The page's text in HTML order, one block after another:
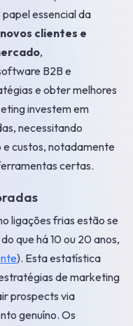
essencial da
clientes e
,
B2B e
e obter melhores
investem em
necessitando
custos, notadamente
certas.
ligações frias estão se
que há 10 ou 20 anos,
). Esta estatística
de marketing
prospects via
genuíno. Os